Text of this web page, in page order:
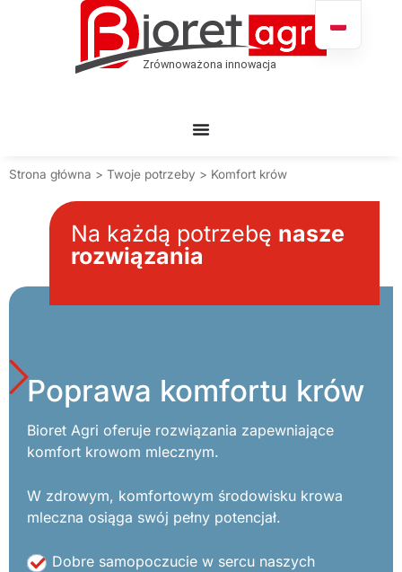
Strona główna > Twoje potrzeby > Komfort krów
Na każdą potrzebę nasze
rozwiązania
Poprawa komfortu krów
Bioret Agri oferuje rozwiązania zapewniające
komfort krowom mlecznym.
W zdrowym, komfortowym środowisku krowa
mleczna osiąga swój pełny potencjał.
Dobre samopoczucie w sercu naszych